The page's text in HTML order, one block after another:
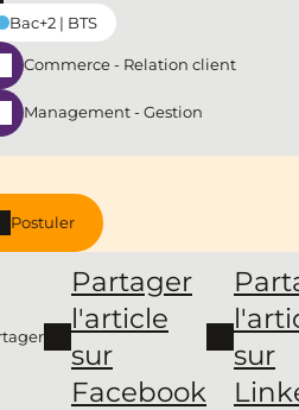
Postuler
Partager
l'article
sur
Facebook
sur
Bac+2 | BTS
Commerce - Relation client
Management - Gestion